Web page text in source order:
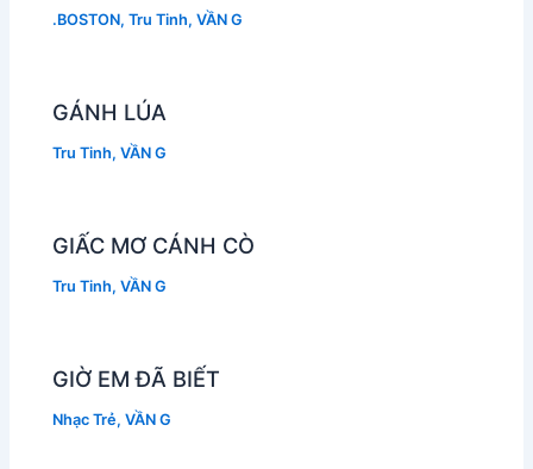
.BOSTON,Tru Tinh,VẦN G
GÁNH LÚA
Tru Tinh,VẦN G
GIẤC MƠ CÁNH CÒ
Tru Tinh,VẦN G
GIỜ EM ĐÃ BIẾT
Nhạc Trẻ,VẦN G